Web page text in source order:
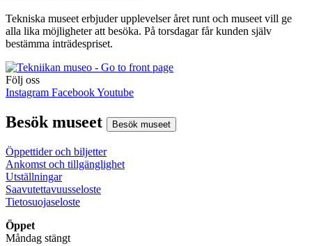
Tekniska museet erbjuder upplevelser året runt och museet vill ge
alla lika möjligheter att besöka. På torsdagar får kunden själv
bestämma inträdespriset.
Följ oss
Instagram FacebookYoutube
Besök museet Besök museet
Öppettider och biljetter
Ankomst och tillgänglighet
Utställningar
Saavutettavuusseloste
Tietosuojaseloste
Öppet
Måndag stängt